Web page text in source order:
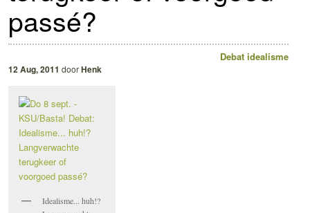
passé?
Debat idealisme
12 Aug, 2011 doorHenk
Idealisme... huh!?